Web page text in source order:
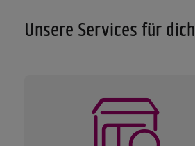
Unsere Services für dich